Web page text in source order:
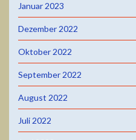
Januar 2023
Dezember 2022
Oktober 2022
September 2022
August 2022
Juli 2022